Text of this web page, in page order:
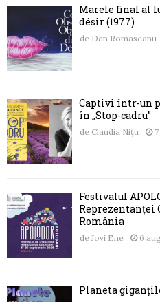
Marele final al
désir (1977)
de Dan Romascanu
Captivi într-un
în „Stop-cadru”
de Claudia Nițu
Festivalul
Reprezentanței
România
de Jovi Ene 6
Planeta